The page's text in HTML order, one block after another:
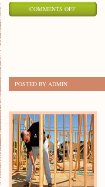
COMMENTS OFFON
POSTED BY ADMIN